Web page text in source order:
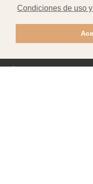
Condiciones de uso
+351 244 586 470